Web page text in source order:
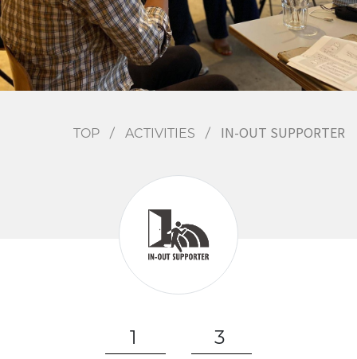
NEWS
EVENTS
TOP / ACTIVITIES / IN-OUT SUPPORTER
1 3